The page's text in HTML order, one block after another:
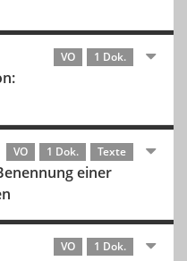
VO 1 Dok.
VO 1 Dok. Texte
einer
VO 1 Dok.